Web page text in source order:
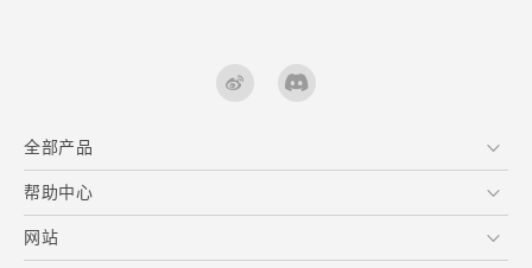
全部产品
区块链智能手机
VIVE
帮助中心
在线客服
网站